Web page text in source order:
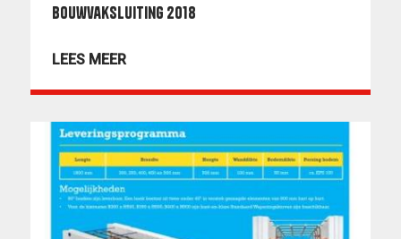
Bouwvaksluiting 2018
LEES MEER